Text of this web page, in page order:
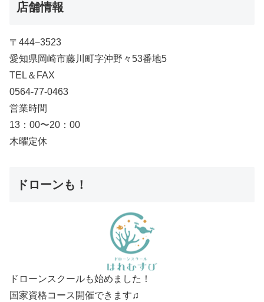
店舗情報
〒444−3523
愛知県岡崎市藤川町字沖野々53番地5
TEL＆FAX
0564-77-0463
営業時間
13：00〜20：00
木曜定休
ドローンも！
ドローンスクールも始めました！
国家資格コース開催できます♫